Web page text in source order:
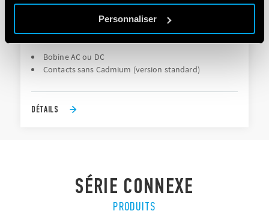
Personnaliser
TYPE 56.44 - RELAIS DE PUISSANCE 12A
Bobine AC ou DC
Contacts sans Cadmium (version standard)
DÉTAILS
SÉRIE CONNEXE
PRODUITS